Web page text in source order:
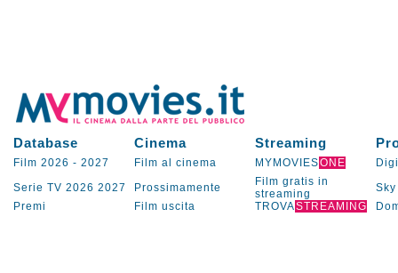
Database Cinema Streaming
Film 2026 - 2027 Film al cinema MYMOVIESONE
Serie TV 2026 2027 Prossimamente
Film gratis in
streaming
Sky
Premi
Film uscita TROVASTREAMING